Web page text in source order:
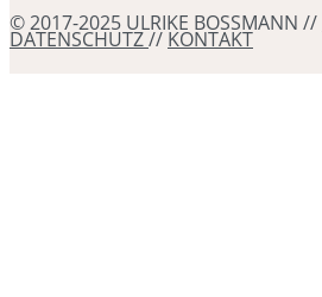
© 2017-2025 ULRIKE BOSSMANN //
DATENSCHUTZ// KONTAKT